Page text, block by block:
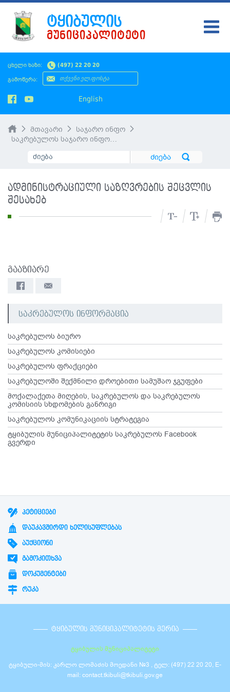
ცხელი ხაზი: (497) 22 20 20
გამოწერა:
English
ᲢᲧᲘᲑᲣᲚᲘᲡ
ᲛᲣᲜᲘᲪᲘᲞᲐᲚᲘᲢᲔᲢᲘ
ᲢᲧᲘᲑᲣᲚᲘ
ᲡᲐᲙᲠᲔᲑᲣᲚᲝ
ᲛᲝᲥᲐᲚᲐᲥᲔᲡ
ᲡᲘᲐᲮᲚᲔᲔᲑᲘ
ᲡᲐᲯᲐᲠᲝ ᲘᲜᲤᲝ
SMS ᲞᲚᲐᲢᲤᲝᲠᲛᲐ
ᲡᲔᲠᲕᲘᲡᲔᲑᲘ
მთავარი
საჯარო ინფო
საკრებულოს საჯარო ინფორმაცია
ადმინისტრაციული საზღვრების შეცვლის
შესახებ
გააზიარე
საკრებულოს ინფორმაცია
საკრებულოს ბიურო
საკრებულოს კომისიები
საკრებულოს ფრაქციები
საკრებულოში შექმნილი დროებითი სამუშაო ჯგუფები
მოქალაქეთა მიღების, საკრებულოს და საკრებულოს
კომისიის სხდომების განრიგი
საკრებულოს კომუნიკაციის სტრატეგია
ტყიბულის მუნიციპალიტეტის საკრებულოს Facebook
გვერდი
ᲞᲔᲢᲘᲪᲘᲔᲑᲘ
ᲓᲐᲣᲙᲐᲕᲨᲘᲠᲓᲘ ᲮᲔᲚᲘᲡᲣᲤᲚᲔᲑᲐᲡ
ᲐᲣᲥᲪᲘᲝᲜᲘ
ᲒᲐᲛᲝᲙᲘᲗᲮᲕᲐ
ᲓᲝᲙᲣᲛᲔᲜᲢᲔᲑᲘ
ᲠᲣᲙᲐ
ᲢᲧᲘᲑᲣᲚᲘᲡ ᲛᲣᲜᲘᲪᲘᲞᲐᲚᲘᲢᲔᲢᲘᲡ ᲛᲔᲠᲘᲐ
ტყიბულის მუნიციპალიტეტი
ტყიბული-მის: კარლო ლომაძის მოედანი №3 , ტელ: (497) 22 20 20, E-
mail: contact.tkibuli@tkibuli.gov.ge